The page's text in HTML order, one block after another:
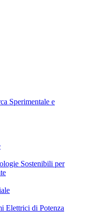
Sperimentale e
Sostenibili per
Elettrici di Potenza